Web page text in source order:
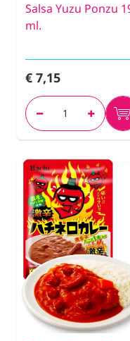
Salsa Yuzu Ponzu
ml.
€ 7,15